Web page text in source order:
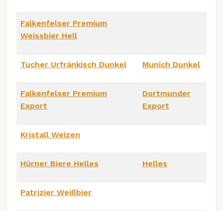
Falkenfelser Premium
Weissbier Hell
Tucher Urfränkisch Dunkel Munich Dunkel
Falkenfelser Premium
Export
Dortmunder
Export
Kristall Weizen
Hürner Biere Helles Helles
Patrizier Weißbier